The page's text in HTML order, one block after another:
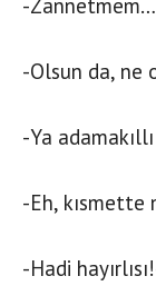
-
-Olsun da, ne
-Ya
-Eh, kısmette
-Hadi